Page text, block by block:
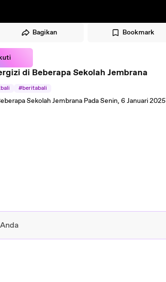
Bagikan Bookmark
di Beberapa Sekolah Jembrana
#beritabali
Sekolah Jembrana Pada Senin, 6 Januari 2025